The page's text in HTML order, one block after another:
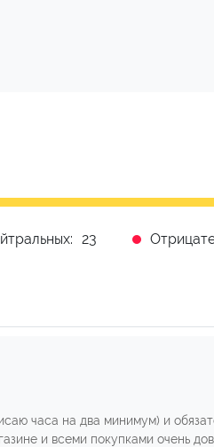
23
часа на два минимум) и
и всеми покупками очень